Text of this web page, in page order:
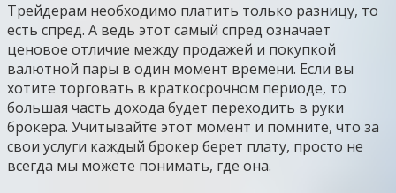
Трейдерам необходимо платить только разницу, то
есть спред. А ведь этот самый спред означает
ценовое отличие между продажей и покупкой
валютной пары в один момент времени. Если вы
хотите торговать в краткосрочном периоде, то
большая часть дохода будет переходить в руки
брокера. Учитывайте этот момент и помните, что за
свои услуги каждый брокер берет плату, просто не
всегда мы можете понимать, где она.